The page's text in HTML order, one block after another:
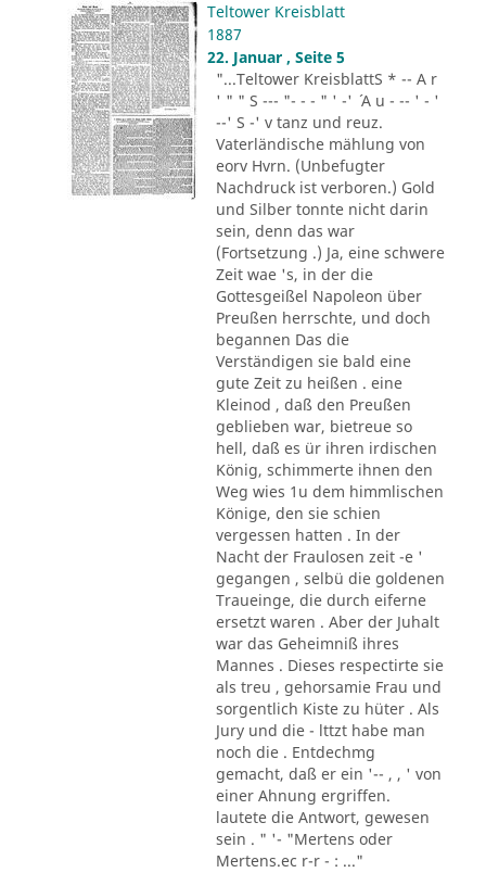
Teltower Kreisblatt
1887
22. Januar , Seite 5
"...Teltower KreisblattS * -- A r
' " " S --- "- - - " ' -' ´ A u - -- ' - '
--' S -' v tanz und reuz.
Vaterländische mählung von
eorv Hvrn. (Unbefugter
Nachdruck ist verboren.) Gold
und Silber tonnte nicht darin
sein, denn das war
(Fortsetzung .) Ja, eine schwere
Zeit wae 's, in der die
Gottesgeißel Napoleon über
Preußen herrschte, und doch
begannen Das die
Verständigen sie bald eine
gute Zeit zu heißen . eine
Kleinod , daß den Preußen
geblieben war, bietreue so
hell, daß es ür ihren irdischen
König, schimmerte ihnen den
Weg wies 1u dem himmlischen
Könige, den sie schien
vergessen hatten . In der
Nacht der Fraulosen zeit -e '
gegangen , selbü die goldenen
Traueinge, die durch eiferne
ersetzt waren . Aber der Juhalt
war das Geheimniß ihres
Mannes . Dieses respectirte sie
als treu , gehorsamie Frau und
sorgentlich Kiste zu hüter . Als
Jury und die - lttzt habe man
noch die . Entdechmg
gemacht, daß er ein '-- , , ' von
einer Ahnung ergriffen.
lautete die Antwort, gewesen
sein . " '- "Mertens oder
Mertens.ec r-r - : ..."